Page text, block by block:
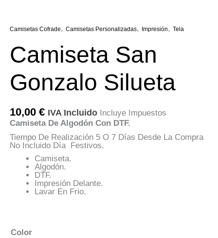
Camisetas Cofrade, Camisetas Personalizadas, Impresión, Tela
Camiseta San
Gonzalo Silueta
10,00 € IVA Incluido Incluye Impuestos
Camiseta De Algodón Con DTF.
Tiempo De Realización 5 O 7 Días Desde La Compra
No Incluido Día Festivos.
Camiseta.
Algodón.
DTF.
Impresión Delante.
Lavar En Frio.
Color